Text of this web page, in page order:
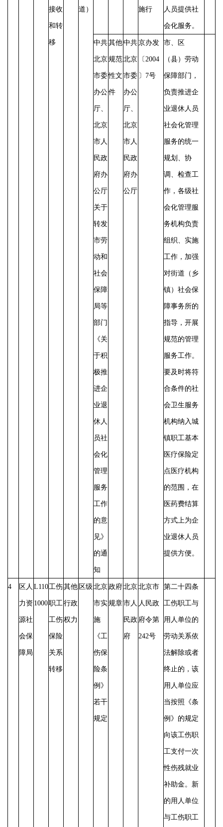
接收
和转
移
道） 施行 人员提供社
会化服务。
中共
北京
市委
办公
厅、
北京
市人
民政
府办
公厅
关于
转发
市劳
动和
社会
保障
局等
部门
《关
于积
极推
进企
业退
休人
员社
会化
管理
服务
工作
的意
见》
的通
知
其他
规范
性文
件
中共
北京
市委
办公
厅、
北京
市人
民政
府办
公厅
京办发
〔 2004
〕7号
市、区
（县）劳动
保障部门，
负责推进企
业退休人员
社会化管理
服务的统一
规划、协
调、检查工
作，各级社
会化管理服
务机构负责
组织、实施
工作，加强
对街道（乡
镇）社会保
障事务所的
指导，开展
规范的管理
服务工作。
要及时将符
合条件的社
会卫生服务
机构纳入城
镇职工基本
医疗保险定
点医疗机构
的范围，在
医药费结算
方式上为企
业退休人员
提供方便。
4 区人
力资
源社
会保
障局
L110
1000
工伤
职工
工伤
保险
关系
转移
其他
行政
权力
区级 北京
市实
施
《工
伤保
险条
例》
若干
规定
政府
规章
北京
市人
民政
府
北京市
人民政
府令第
242号
第二十四条
工伤职工与
用人单位的
劳动关系依
法解除或者
终止的，该
用人单位应
当按照《条
例》的规定
向该工伤职
工支付一次
性伤残就业
补助金。新
的用人单位
与工伤职工